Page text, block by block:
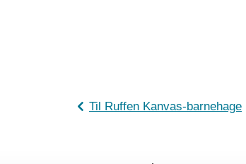
Til Ruffen Kanvas-barnehage